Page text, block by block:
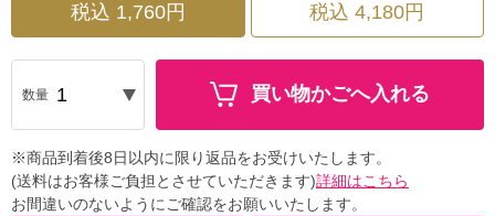
税込 1,760円 税込 4,180円
数量 買い物かごへ入れる
※商品到着後8日以内に限り返品をお受けいたします。
(送料はお客様ご負担とさせていただきます)詳細はこちら
お間違いのないようにご確認をお願いいたします。